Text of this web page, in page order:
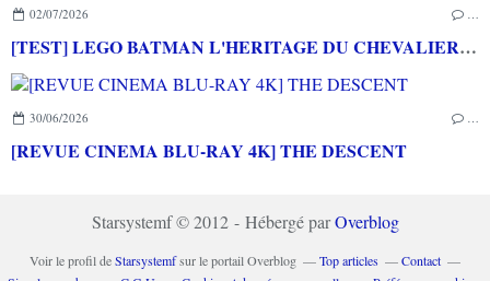
02/07/2026 …
[TEST] LEGO BATMAN L'HERITAGE DU CHEVALIER NOIR XBOX SERIES X : C'est Batman Arkham City en LEGO!
30/06/2026 …
[REVUE CINEMA BLU-RAY 4K] THE DESCENT
Starsystemf © 2012 - Hébergé parOverblog
Voir le profil deStarsystemfsur le portail Overblog Top articles
Contact